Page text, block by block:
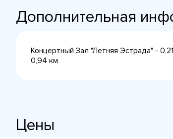
Дополнительная
Концертный Зал "Летняя Эстрада" -
0,94 км
Цены